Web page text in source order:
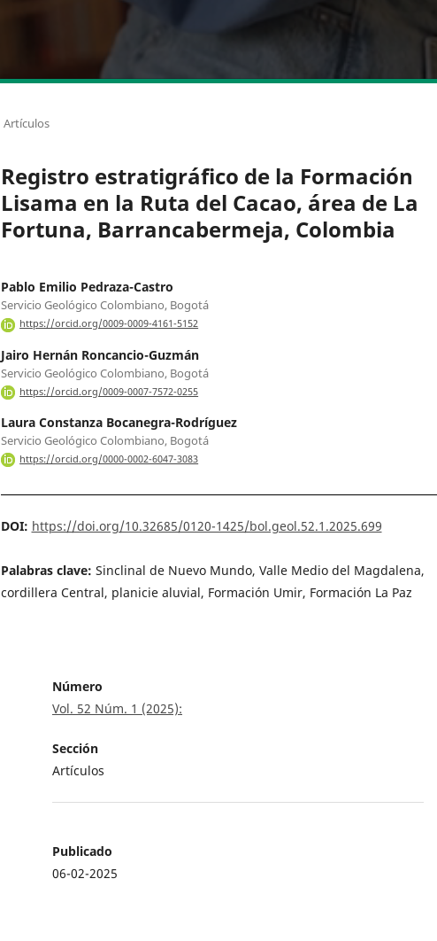
Artículos
Registro estratigráfico de la Formación
Lisama en la Ruta del Cacao, área de La
Fortuna, Barrancabermeja, Colombia
Pablo Emilio Pedraza-Castro
Servicio Geológico Colombiano, Bogotá
https://orcid.org/0009-0009-4161-5152
Jairo Hernán Roncancio-Guzmán
Servicio Geológico Colombiano, Bogotá
https://orcid.org/0009-0007-7572-0255
Laura Constanza Bocanegra-Rodríguez
Servicio Geológico Colombiano, Bogotá
https://orcid.org/0000-0002-6047-3083
DOI: https://doi.org/10.32685/0120-1425/bol.geol.52.1.2025.699
Palabras clave: Sinclinal de Nuevo Mundo, Valle Medio del Magdalena,
cordillera Central, planicie aluvial, Formación Umir, Formación La Paz
Número
Vol. 52 Núm. 1 (2025):
Sección
Artículos
Publicado
06-02-2025